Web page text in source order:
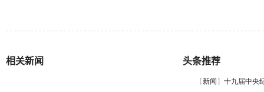
相关新闻 头条推荐